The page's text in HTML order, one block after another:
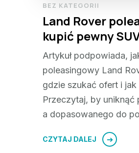
BEZ KATEGORII
Land Rover
kupić pewny
Artykuł podpowiada,
poleasingowy Land
gdzie szukać ofert i
Przeczytaj, by uniknąć
a dopasowanego do
CZYTAJ DALEJ